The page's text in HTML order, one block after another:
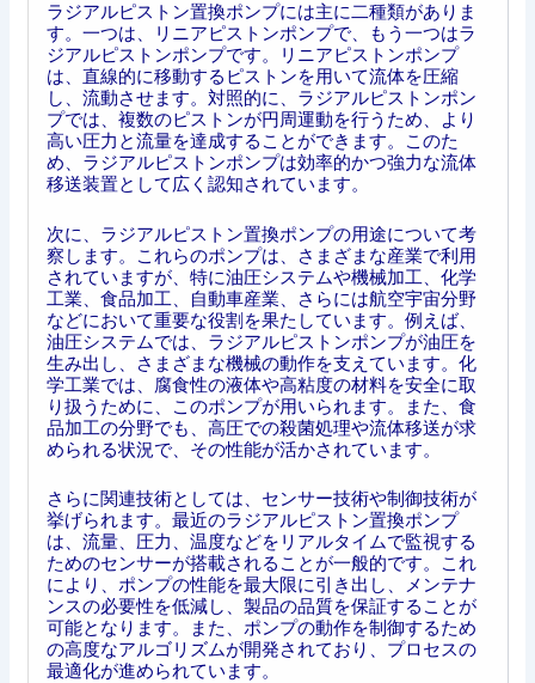
ラジアルピストン置換ポンプには主に二種類がありま
す。一つは、リニアピストンポンプで、もう一つはラ
ジアルピストンポンプです。リニアピストンポンプ
は、直線的に移動するピストンを用いて流体を圧縮
し、流動させます。対照的に、ラジアルピストンポン
プでは、複数のピストンが円周運動を行うため、より
高い圧力と流量を達成することができます。このた
め、ラジアルピストンポンプは効率的かつ強力な流体
移送装置として広く認知されています。
次に、ラジアルピストン置換ポンプの用途について考
察します。これらのポンプは、さまざまな産業で利用
されていますが、特に油圧システムや機械加工、化学
工業、食品加工、自動車産業、さらには航空宇宙分野
などにおいて重要な役割を果たしています。例えば、
油圧システムでは、ラジアルピストンポンプが油圧を
生み出し、さまざまな機械の動作を支えています。化
学工業では、腐食性の液体や高粘度の材料を安全に取
り扱うために、このポンプが用いられます。また、食
品加工の分野でも、高圧での殺菌処理や流体移送が求
められる状況で、その性能が活かされています。
さらに関連技術としては、センサー技術や制御技術が
挙げられます。最近のラジアルピストン置換ポンプ
は、流量、圧力、温度などをリアルタイムで監視する
ためのセンサーが搭載されることが一般的です。これ
により、ポンプの性能を最大限に引き出し、メンテナ
ンスの必要性を低減し、製品の品質を保証することが
可能となります。また、ポンプの動作を制御するため
の高度なアルゴリズムが開発されており、プロセスの
最適化が進められています。